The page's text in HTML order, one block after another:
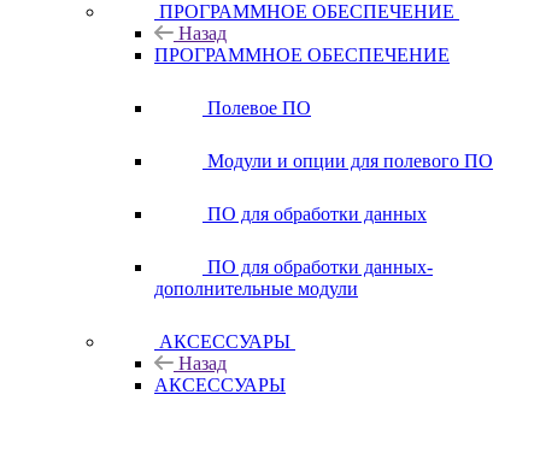
ПРОГРАММНОЕ ОБЕСПЕЧЕНИЕ
Назад
ПРОГРАММНОЕ ОБЕСПЕЧЕНИЕ
Полевое ПО
Модули и опции для полевого ПО
ПО для обработки данных
ПО для обработки данных-
дополнительные модули
АКСЕССУАРЫ
Назад
АКСЕССУАРЫ